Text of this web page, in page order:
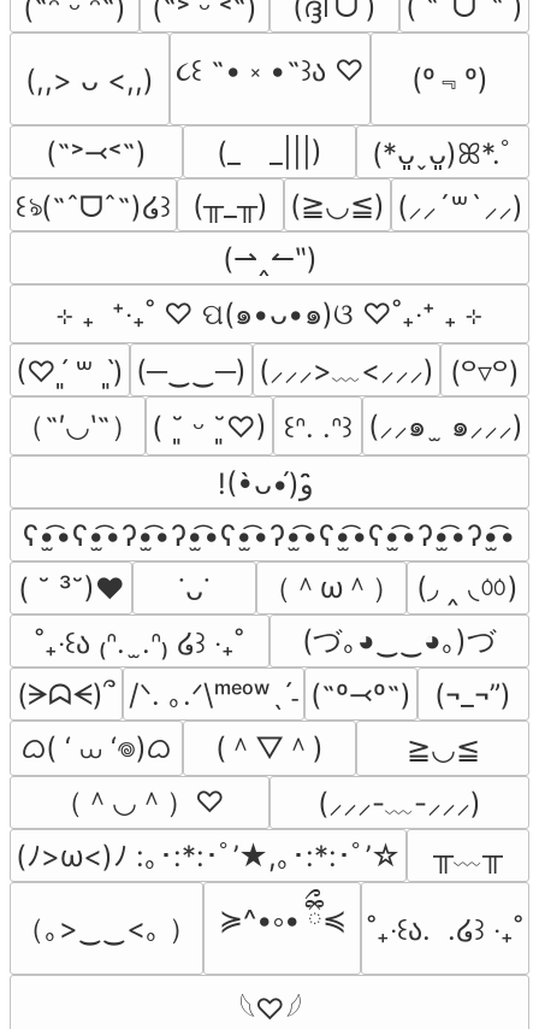
(˶ᵔ ᵕ ᵔ˶) (˶˃ ᵕ ˂˶)
(,,> ᴗ <,,) ૮꒰ ˶• ༝ •˶꒱ა ♡ (º﹃º)
(˶˃⤙˂˶) (_　_|||)
(*ᴗ͈ˬᴗ͈)ꕤ*.ﾟ
꒰ঌ(˶ˆᗜˆ˵)໒꒱
(╥_╥) (≧◡≦) (⸝⸝´꒳`⸝⸝)
(⇀‸↼‶)
⊹ ₊  ⁺‧₊˚ ♡ ପ(๑•ᴗ•๑)ଓ ♡˚₊‧⁺ ₊ ⊹
(♡ˊ͈ ꒳ ˋ͈) (─‿‿─) (⸝⸝⸝>﹏<⸝⸝⸝) (꒪▿꒪)
（˶′◡‵˶）
( ˘͈ ᵕ ˘͈♡) ꒰ᐢ. .ᐢ꒱ (⸝⸝๑  ̫ ๑⸝⸝⸝)
ʕ•̫͡•ʕ•̫͡•ʔ•̫͡•ʔ•̫͡•ʕ•̫͡•ʔ•̫͡•ʕ•̫͡•ʕ•̫͡•ʔ•̫͡•ʔ•̫͡•
( ˘ ³˘)♥
˙ᴗ˙ （＾ω＾）
(◞ ‸ ◟ㆀ)
˚₊‧꒰ა ₍ᐢ.  ̫.ᐢ₎ ໒꒱ ‧₊˚
(づ｡◕‿‿◕｡)づ
(ᗒᗣᗕ)՞ /ᐠ. ｡.ᐟ\ᵐᵉᵒʷˎˊ˗ (˶º⤙º˶)
(¬_¬”)
ᜊ( ‘ ⩊ ‘𖦹)ᜊ
(＾▽＾)
≧◡≦
（＾◡＾）♡
(⸝⸝⸝-﹏-⸝⸝⸝)
(ﾉ>ω<)ﾉ :｡･:*:･ﾟ’★,｡･:*:･ﾟ’☆
╥﹏╥
（｡>‿‿<｡ ） ≽^•༚• ྀིྀ≼ ˚₊‧꒰ა.  .໒꒱ ‧₊˚
𓆩♡𓆪